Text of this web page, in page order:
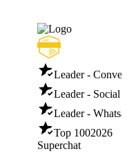
Leader -
Leader - Social
Leader -
Top 1002026
Superchat